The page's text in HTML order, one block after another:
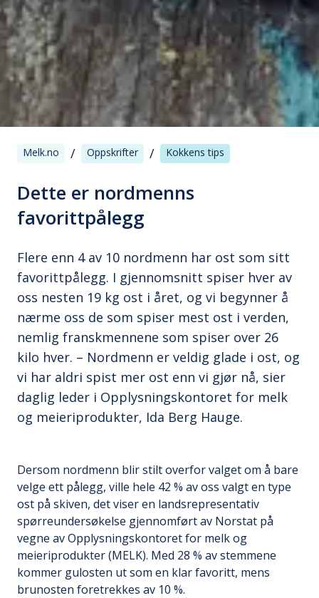
Melk.no / Oppskrifter / Kokkens tips
Dette er nordmenns
favorittpålegg
Flere enn 4 av 10 nordmenn har ost som sitt
favorittpålegg. I gjennomsnitt spiser hver av
oss nesten 19 kg ost i året, og vi begynner å
nærme oss de som spiser mest ost i verden,
nemlig franskmennene som spiser over 26
kilo hver. – Nordmenn er veldig glade i ost, og
vi har aldri spist mer ost enn vi gjør nå, sier
daglig leder i Opplysningskontoret for melk
og meieriprodukter, Ida Berg Hauge.
Dersom nordmenn blir stilt overfor valget om å bare
velge ett pålegg, ville hele 42 % av oss valgt en type
ost på skiven, det viser en landsrepresentativ
spørreundersøkelse gjennomført av Norstat på
vegne av Opplysningskontoret for melk og
meieriprodukter (MELK). Med 28 % av stemmene
kommer gulosten ut som en klar favoritt, mens
brunosten foretrekkes av 10 %.